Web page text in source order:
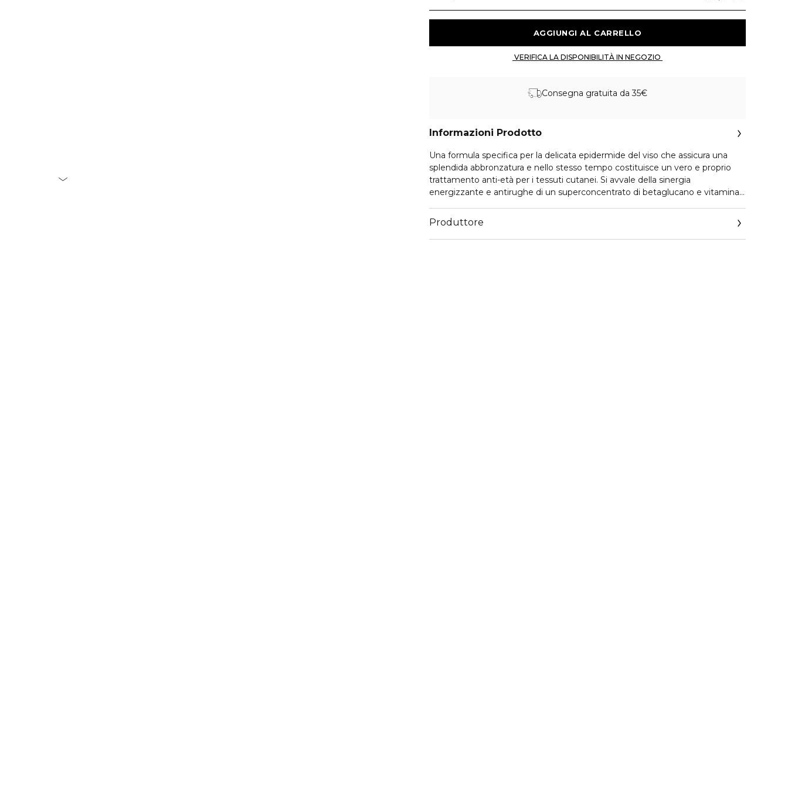
Consegna gratuita da 35€
Informazioni Prodotto
Una formula specifica per la delicata epidermide del viso che assicura una
splendida abbronzatura e nello stesso tempo costituisce un vero e proprio
trattamento anti-età per i tessuti cutanei. Si avvale della sinergia
energizzante e antirughe di un superconcentrato di betaglucano e vitamina
Produttore